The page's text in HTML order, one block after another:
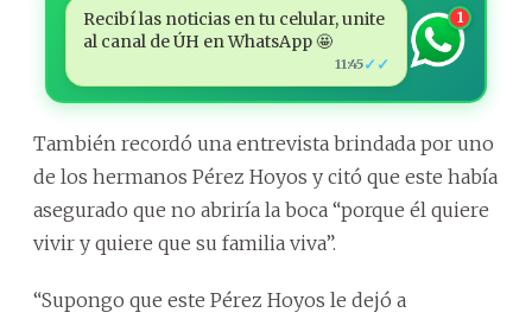
Recibí las noticias en tu celular, unite
al canal de ÚH en WhatsApp 🤩
11:45✓✓
1
También recordó una entrevista brindada por uno
de los hermanos Pérez Hoyos y citó que este había
asegurado que no abriría la boca “porque él quiere
vivir y quiere que su familia viva”.
“Supongo que este Pérez Hoyos le dejó a